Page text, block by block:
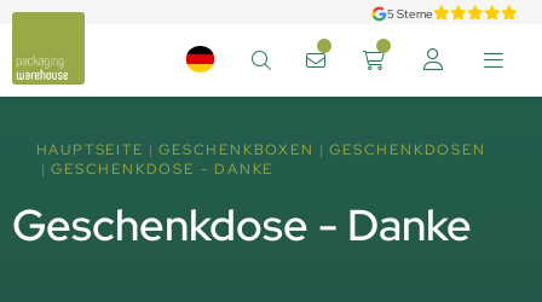
5 Sterne
HAUPTSEITE GESCHENKBOXEN
GESCHENKDOSEN
GESCHENKDOSE - DANKE
Geschenkdose - Danke